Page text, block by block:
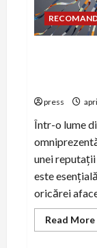
press
Într-o lume
unei
este
oricărei
Read More